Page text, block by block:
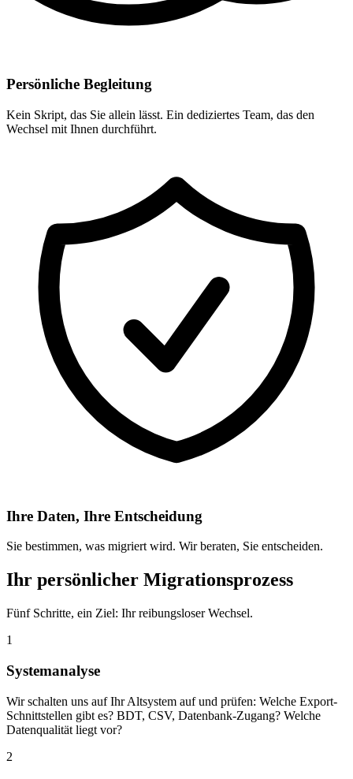
Persönliche Begleitung
Kein Skript, das Sie allein lässt. Ein dediziertes Team, das den
Wechsel mit Ihnen durchführt.
Ihre Daten, Ihre Entscheidung
Sie bestimmen, was migriert wird. Wir beraten, Sie entscheiden.
Ihr persönlicher Migrationsprozess
Fünf Schritte, ein Ziel: Ihr reibungsloser Wechsel.
1
Systemanalyse
Wir schalten uns auf Ihr Altsystem auf und prüfen: Welche Export-
Schnittstellen gibt es? BDT, CSV, Datenbank-Zugang? Welche
Datenqualität liegt vor?
2